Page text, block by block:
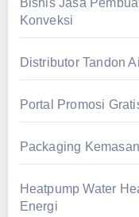
Konveksi
Distributor Tandon
Portal Promosi
Packaging
Heatpump Water
Energi